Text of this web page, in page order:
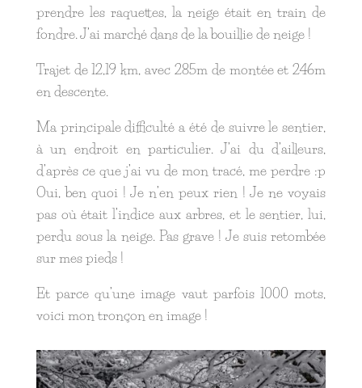
prendre les raquettes, la neige était en train de
fondre. J’ai marché dans de la bouillie de neige !
Trajet de 12,19 km, avec 285m de montée et 246m
en descente.
Ma principale difficulté a été de suivre le sentier,
à un endroit en particulier. J’ai du d’ailleurs,
d’après ce que j’ai vu de mon tracé, me perdre :p
Oui, ben quoi ! Je n’en peux rien ! Je ne voyais
pas où était l’indice aux arbres, et le sentier, lui,
perdu sous la neige. Pas grave ! Je suis retombée
sur mes pieds !
Et parce qu’une image vaut parfois 1000 mots,
voici mon tronçon en image !